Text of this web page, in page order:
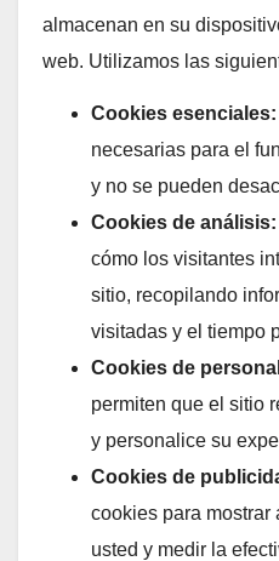
almacenan en su
web. Utilizamos las
Cookies esenciales:
necesarias para el
y no se pueden
Cookies de análisis:
cómo los visitantes
sitio, recopilando
visitadas y el tiempo
Cookies de
permiten que el sitio
y personalice su
Cookies de
cookies para mostrar
usted y medir la